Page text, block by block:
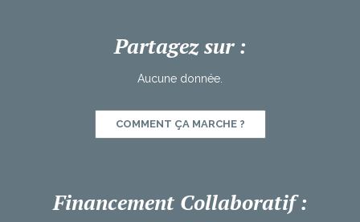
Partagez sur :
Aucune donnée.
COMMENT ÇA MARCHE ?
Financement Collaboratif :